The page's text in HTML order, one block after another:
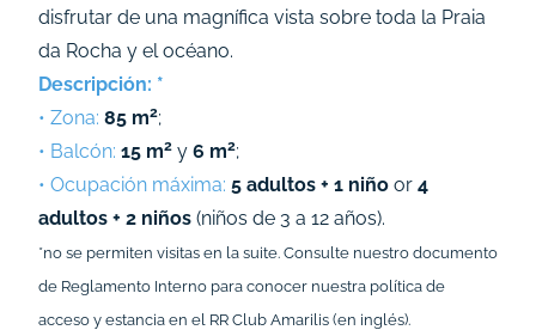
disfrutar de una magnífica vista sobre toda la Praia
da Rocha y el océano.
Descripción: *
• Zona: 85 m2;
• Balcón: 15 m2 y 6 m2;
• Ocupación máxima: 5 adultos + 1 niño or 4
adultos + 2 niños (niños de 3 a 12 años).
*no se permiten visitas en la suite. Consulte nuestro documento
de Reglamento Interno para conocer nuestra política de
acceso y estancia en el RR Club Amarilis (en inglés).